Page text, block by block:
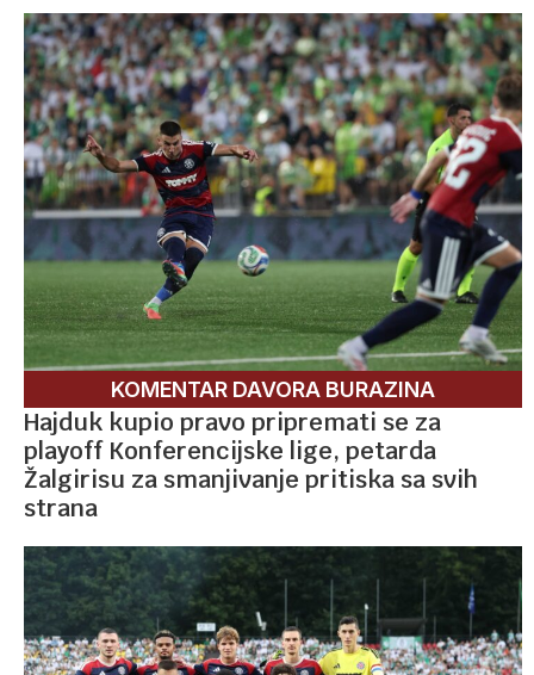
KOMENTAR DAVORA BURAZINA
Hajduk kupio pravo pripremati se za
playoff Konferencijske lige, petarda
Žalgirisu za smanjivanje pritiska sa svih
strana